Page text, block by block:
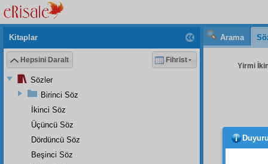
Arama
Yirmi
Kitaplar
Hepsini Daralt Fihrist
Sözler
Birinci Söz
İkinci Söz
Üçüncü Söz
Dördüncü Söz
Beşinci Söz
Duyuru